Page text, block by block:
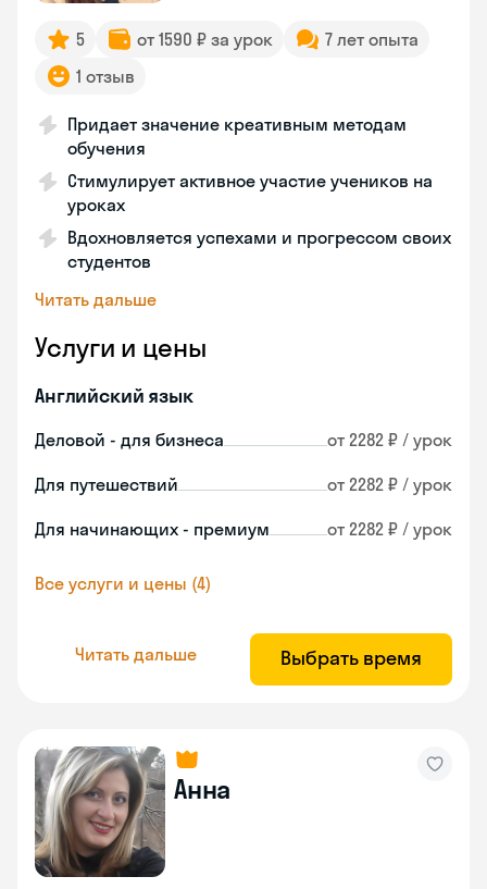
5 от 1590 ₽ за урок
7 лет опыта
1 отзыв
Придает значение креативным методам
обучения
Стимулирует активное участие учеников на
уроках
Вдохновляется успехами и прогрессом своих
студентов
Читать дальше
Услуги и цены
Английский язык
Деловой - для бизнеса от 2282 ₽ / урок
Для путешествий от 2282 ₽ / урок
Для начинающих - премиум от 2282 ₽ / урок
Все услуги и цены (4)
Читать дальше Выбрать время
Анна